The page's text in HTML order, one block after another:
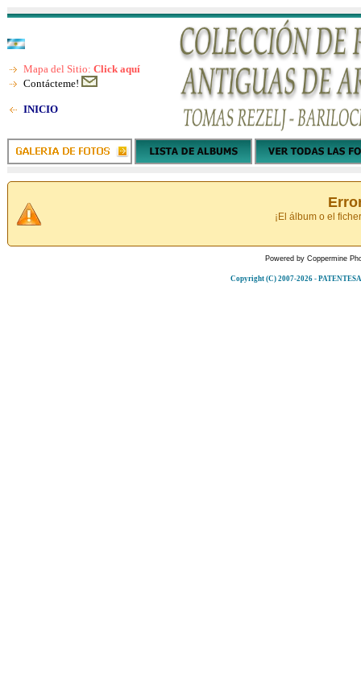
Mapa del Sitio: Click aquí
Contácteme!
INICIO
¡El álbum o el
Powered by Coppermine
Copyright (C) 2007-2026 -